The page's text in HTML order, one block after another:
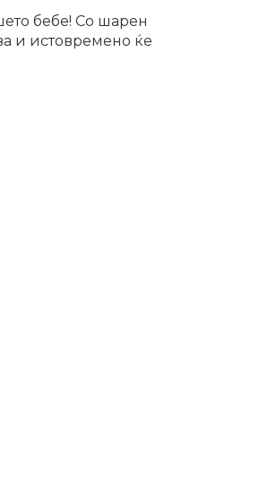
бебе! Со шарен
и истовремено ќе